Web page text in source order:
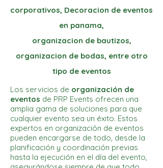
corporativos, Decoracion de eventos
en panama,
organizacion de bautizos,
organizacion de bodas, entre otro
tipo de eventos
Los servicios de organización de
eventos de PRP Events ofrecen una
amplia gama de soluciones para que
cualquier evento sea un éxito. Estos
expertos en organización de eventos
pueden encargarse de todo, desde la
planificación y coordinación previas
hasta la ejecución en el día del evento,